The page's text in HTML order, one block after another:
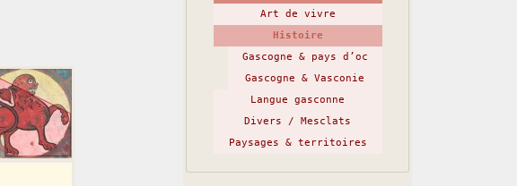
Art de vivre
Histoire
Gascogne & pays d’oc
Gascogne & Vasconie
Langue gasconne
Divers / Mesclats
Paysages & territoires